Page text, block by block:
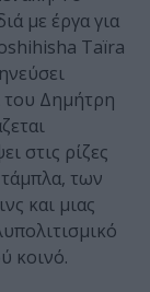
με έργα για
Taïra
Δημήτρη
στις ρίζες
των
και μιας
κοινό.